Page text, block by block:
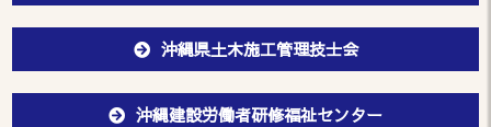
沖縄県土木施工管理技士会
沖縄建設労働者研修福祉センター